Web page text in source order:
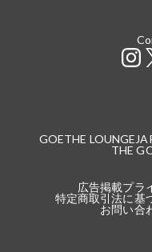
GOETHE LOUNGE
THE
広告掲載プラ
特定商取引法に基
お問い合